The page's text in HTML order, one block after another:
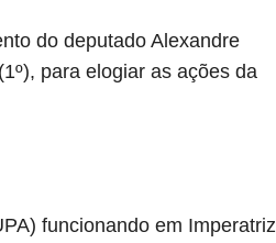
do deputado Alexandre
para elogiar as ações da
funcionando em Imperatriz